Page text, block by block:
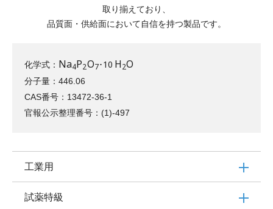
取り揃えており、
品質面・供給面において自信を持つ製品です。
化学式： Na4P2O7･10 H2O
NaX4PX2OX7･10HX
分子量：446.06
CAS番号： 13472-36-1
官報公示整理番号：(1)-497
工業用
試薬特級